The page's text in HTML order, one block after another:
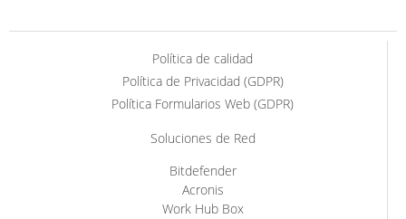
Política de calidad
Política de Privacidad (GDPR)
Política Formularios Web (GDPR)
Soluciones de Red
Bitdefender
Acronis
Work Hub Box